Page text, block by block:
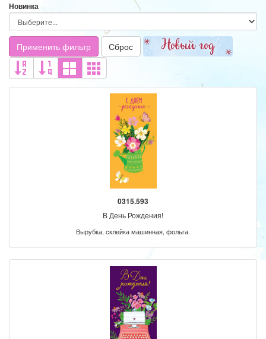
Новинка
Применить фильтр Сброс
0315.593
В День Рождения!
Вырубка, склейка машинная, фольга.